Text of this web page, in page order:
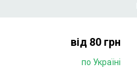
від 80 грн
по Україні